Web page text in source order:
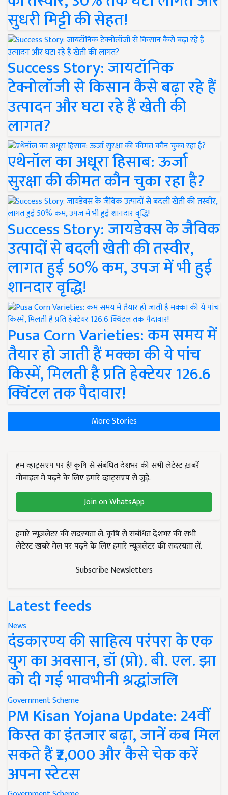
सुधरी मिट्टी की सेहत!
Success Story: जायटॉनिक
टेक्नोलॉजी से किसान कैसे बढ़ा रहे हैं
उत्पादन और घटा रहे हैं खेती की
लागत?
एथेनॉल का अधूरा हिसाब: ऊर्जा
सुरक्षा की कीमत कौन चुका रहा है?
Success Story: जायडेक्स के जैविक
उत्पादों से बदली खेती की तस्वीर,
लागत हुई 50% कम, उपज में भी हुई
शानदार वृद्धि!
Pusa Corn Varieties: कम समय में
तैयार हो जाती हैं मक्का की ये पांच
किस्में, मिलती है प्रति हेक्टेयर 126.6
क्विंटल तक पैदावार!
More Stories
हम व्हाट्सएप पर हैं! कृषि से संबंधित देशभर की सभी लेटेस्ट ख़बरें
मोबाइल में पढ़ने के लिए हमारे व्हाट्सएप से जुड़ें.
Join on WhatsApp
हमारे न्यूज़लेटर की सदस्यता लें. कृषि से संबंधित देशभर की सभी
लेटेस्ट ख़बरें मेल पर पढ़ने के लिए हमारे न्यूज़लेटर की सदस्यता लें.
Subscribe Newsletters
Latest feeds
News
दंडकारण्य की साहित्य परंपरा के एक
युग का अवसान, डॉ (प्रो). बी. एल. झा
को दी गई भावभीनी श्रद्धांजलि
Government Scheme
PM Kisan Yojana Update: 24वीं
किस्त का इंतजार बढ़ा, जानें कब मिल
सकते हैं ₹2,000 और कैसे चेक करें
अपना स्टेटस